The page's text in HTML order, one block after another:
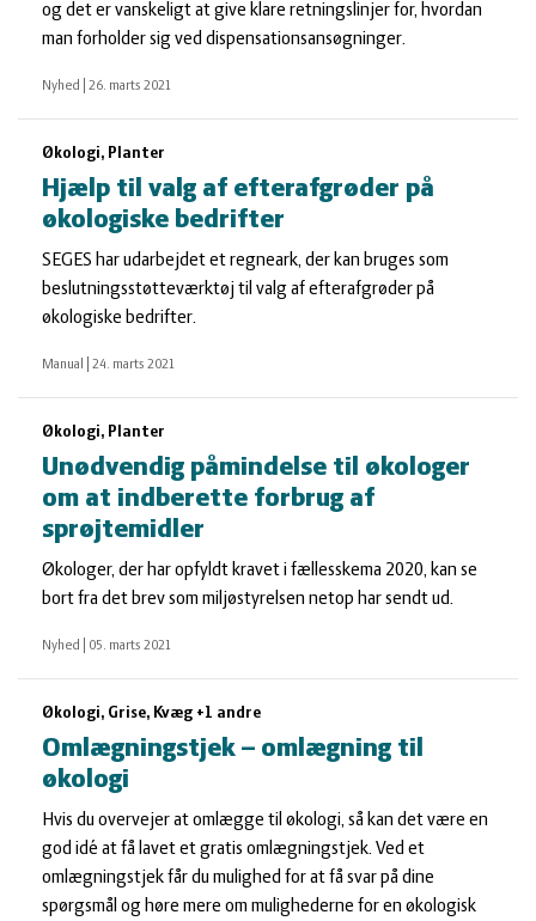
og det er vanskeligt at give klare retningslinjer for, hvordan
man forholder sig ved dispensationsansøgninger.
Nyhed 26. marts 2021
Økologi, Planter
Hjælp til valg af efterafgrøder på
økologiske bedrifter
SEGES har udarbejdet et regneark, der kan bruges som
beslutningsstøtteværktøj til valg af efterafgrøder på
økologiske bedrifter.
Manual 24. marts 2021
Økologi, Planter
Unødvendig påmindelse til økologer
om at indberette forbrug af
sprøjtemidler
Økologer, der har opfyldt kravet i fællesskema 2020, kan se
bort fra det brev som miljøstyrelsen netop har sendt ud.
Nyhed 05. marts 2021
Økologi, Grise, Kvæg +1 andre
Omlægningstjek – omlægning til
økologi
Hvis du overvejer at omlægge til økologi, så kan det være en
god idé at få lavet et gratis omlægningstjek. Ved et
omlægningstjek får du mulighed for at få svar på dine
spørgsmål og høre mere om mulighederne for en økologisk